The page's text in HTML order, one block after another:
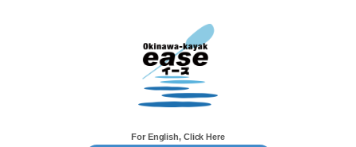
For English, Click Here